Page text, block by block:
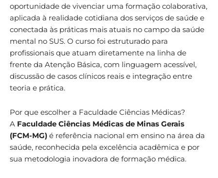
oportunidade de vivenciar uma formação colaborativa,
aplicada à realidade cotidiana dos serviços de saúde e
conectada às práticas mais atuais no campo da saúde
mental no SUS. O curso foi estruturado para
profissionais que atuam diretamente na linha de
frente da Atenção Básica, com linguagem acessível,
discussão de casos clínicos reais e integração entre
teoria e prática.
Por que escolher a Faculdade Ciências Médicas?
A Faculdade Ciências Médicas de Minas Gerais
(FCM-MG) é referência nacional em ensino na área da
saúde, reconhecida pela excelência acadêmica e por
sua metodologia inovadora de formação médica.